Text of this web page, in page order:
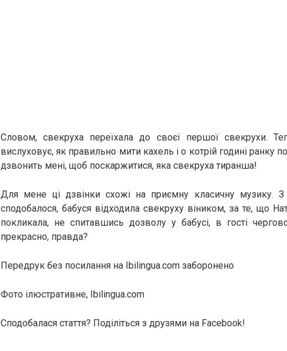
Словом, свекруха переїхала до своєї першої свекрухи.
вислуховує, як правильно мити кахель і о котрій годині ранку
дзвонить мені, щоб поскаржитися, яка свекруха тиранша!
Для мене ці дзвінки схожі на приємну класичну музику.
сподобалося, бабуся відходила свекруху віником, за те, що
покликала, не спитавшись дозволу у бабусі, в гості
прекрасно, правда?
Передрук без посилання на Ibilingua.com заборонено
Фото ілюстративне, Ibilingua.com
Сподобалася стаття? Поділіться з друзями на Facebook!